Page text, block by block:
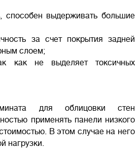
способен выдерживать большие
за счет покрытия задней
слоем;
как не выделяет токсичных
для облицовки стен
применять панели низкого
В этом случае на него
нагрузки.